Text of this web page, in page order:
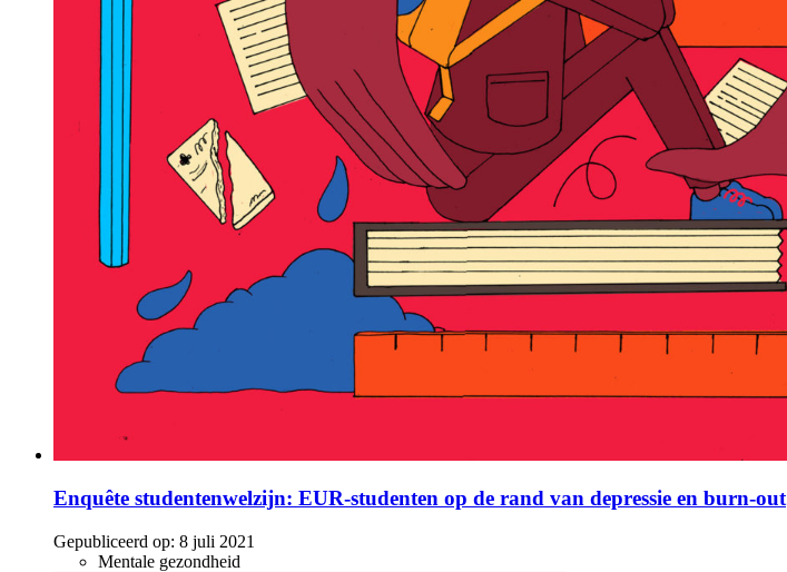
Enquête studentenwelzijn: EUR-studenten op de rand van depressie en burn-out
Gepubliceerd op: 8 juli 2021
Mentale gezondheid